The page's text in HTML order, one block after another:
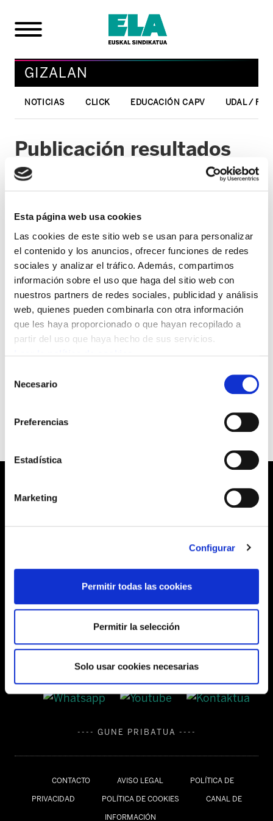
Esta página web usa cookies
Las cookies de este sitio web se usan para personalizar
el contenido y los anuncios, ofrecer funciones de redes
sociales y analizar el tráfico. Además, compartimos
información sobre el uso que haga del sitio web con
nuestros partners de redes sociales, publicidad y análisis
web, quienes pueden combinarla con otra información
que les haya proporcionado o que hayan recopilado a
partir del uso que haya hecho de sus servicios.
Necesario
Preferencias
Estadística
Marketing
Configurar
Permitir todas las cookies
Permitir la selección
Solo usar cookies necesarias
GIZALAN
NOTICIAS CLICK EDUCACIÓN CAPV UDAL /
Publicación resultados
pruebas selectivas: F.E.M.
Otorrinolaringología
03/05/2010
Con fecha 22 de abril, Osakidetza ha
colgado en su página web un aviso donde
se anuncia la publicación de la resolución
con los resultados de las pruebas
selectivas siguientes:
pruebas selectivas
CONTACTO AVISO LEGAL POLÍTICA DE
PRIVACIDAD POLÍTICA DE COOKIES CANAL DE
INFORMACIÓN
---- GUNE PRIBATUA ----